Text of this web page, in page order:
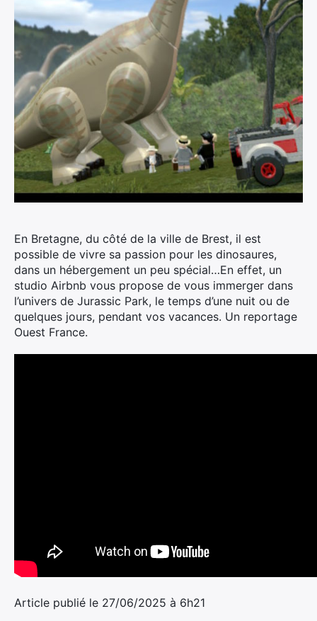
En Bretagne, du côté de la ville de Brest, il est
possible de vivre sa passion pour les dinosaures,
dans un hébergement un peu spécial…En effet, un
studio Airbnb vous propose de vous immerger dans
l’univers de Jurassic Park, le temps d’une nuit ou de
quelques jours, pendant vos vacances. Un reportage
Ouest France.
Article publié le 27/06/2025 à 6h21